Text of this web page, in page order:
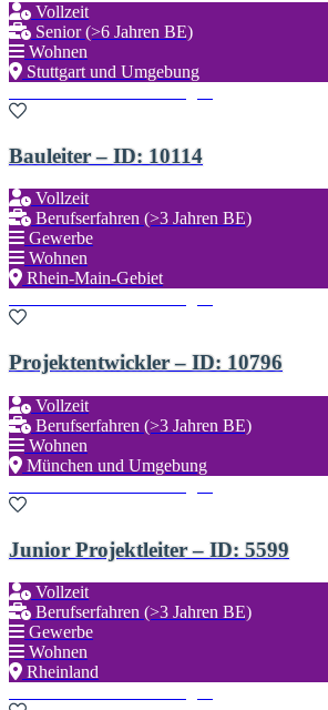
Vollzeit
Senior (>6 Jahren BE)
Wohnen
Stuttgart und Umgebung
Bauleiter – ID: 10114
Vollzeit
Berufserfahren (>3 Jahren BE)
Gewerbe
Wohnen
Rhein-Main-Gebiet
Projektentwickler – ID: 10796
Vollzeit
Berufserfahren (>3 Jahren BE)
Wohnen
München und Umgebung
Junior Projektleiter – ID: 5599
Vollzeit
Berufserfahren (>3 Jahren BE)
Gewerbe
Wohnen
Rheinland